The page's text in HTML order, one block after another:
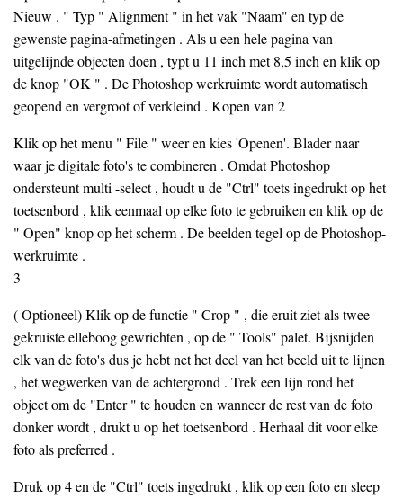
Nieuw . " Typ " Alignment " in het vak "Naam" en typ de
gewenste pagina-afmetingen . Als u een hele pagina van
uitgelijnde objecten doen , typt u 11 inch met 8,5 inch en klik op
de knop "OK " . De Photoshop werkruimte wordt automatisch
geopend en vergroot of verkleind . Kopen van 2
Klik op het menu " File " weer en kies 'Openen'. Blader naar
waar je digitale foto's te combineren . Omdat Photoshop
ondersteunt multi -select , houdt u de "Ctrl" toets ingedrukt op het
toetsenbord , klik eenmaal op elke foto te gebruiken en klik op de
" Open" knop op het scherm . De beelden tegel op de Photoshop-
werkruimte .
3
( Optioneel) Klik op de functie " Crop " , die eruit ziet als twee
gekruiste elleboog gewrichten , op de " Tools" palet. Bijsnijden
elk van de foto's dus je hebt net het deel van het beeld uit te lijnen
, het wegwerken van de achtergrond . Trek een lijn rond het
object om de "Enter " te houden en wanneer de rest van de foto
donker wordt , drukt u op het toetsenbord . Herhaal dit voor elke
foto als preferred .
Druk op 4 en de "Ctrl" toets ingedrukt , klik op een foto en sleep